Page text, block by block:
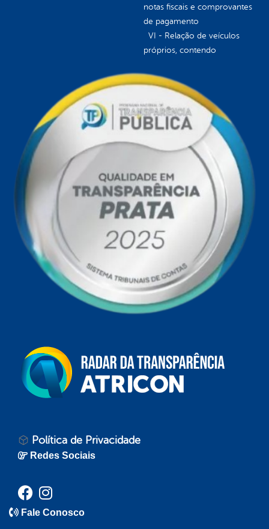
notas fiscais e comprovantes
de pagamento
VI - Relação de veículos
próprios, contendo
Política de Privacidade
Redes Sociais
Fale Conosco